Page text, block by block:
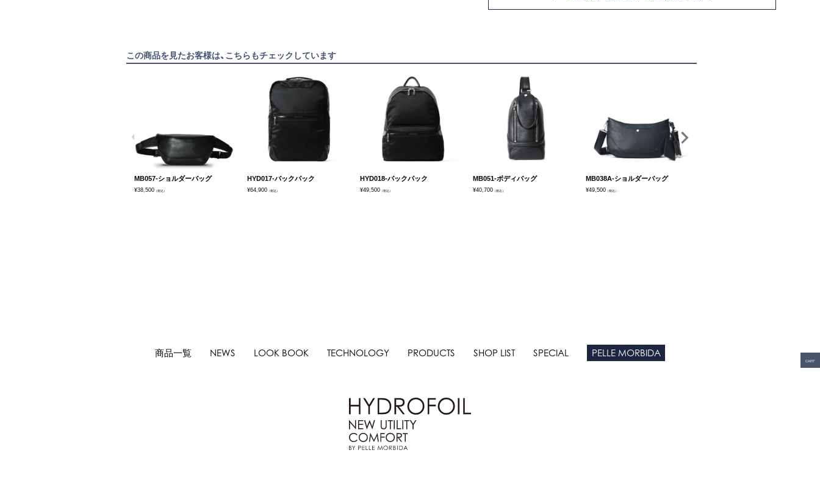
CART
この商品を見たお客様は、こちらもチェックしています
MB057-ショルダーバッグ
¥38,500（税込）
HYD017-バックパック
¥64,900（税込）
HYD018-バックパック
¥49,500（税込）
MB051-ボディバッグ
¥40,700（税込）
MB038A-ショルダーバッグ
¥49,500（税込）
商品一覧 NEWS LOOK BOOK TECHNOLOGY PRODUCTS SHOP LIST SPECIAL PELLE MORBIDA